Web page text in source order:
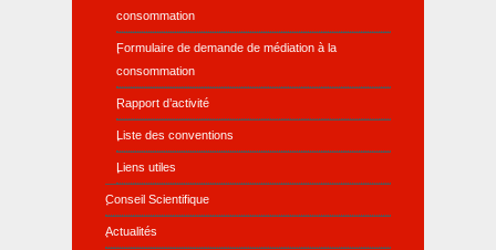
consommation
Formulaire de demande de médiation à la
consommation
Rapport d’activité
Liste des conventions
Liens utiles
Conseil Scientifique
Actualités